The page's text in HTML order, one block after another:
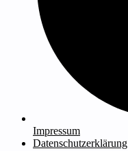
Impressum
Datenschutzerklärung